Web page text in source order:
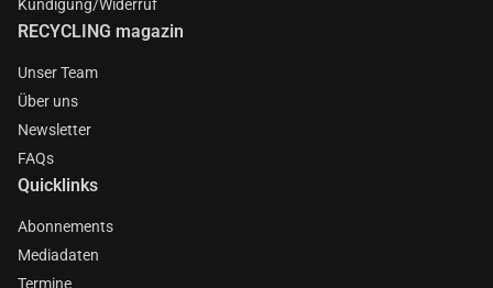
Kündigung/Widerruf
RECYCLING magazin
Unser Team
Über uns
Newsletter
FAQs
Quicklinks
Abonnements
Mediadaten
Termine